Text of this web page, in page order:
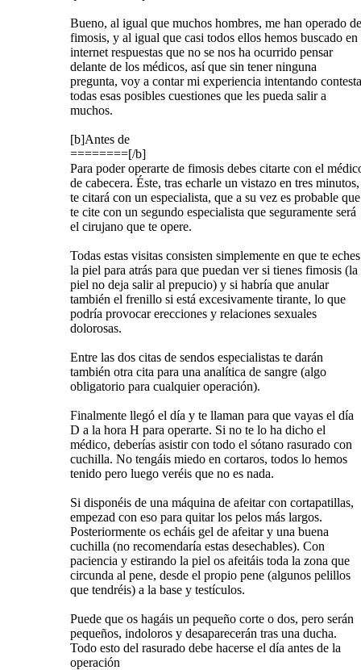
Bueno, al igual que muchos hombres, me han operado de
fimosis, y al igual que casi todos ellos hemos buscado en
internet respuestas que no se nos ha ocurrido pensar
delante de los médicos, así que sin tener ninguna
pregunta, voy a contar mi experiencia intentando
todas esas posibles cuestiones que les pueda salir a
muchos.
[b]Antes de
========[/b]
Para poder operarte de fimosis debes citarte con el
de cabecera. Éste, tras echarle un vistazo en tres minutos,
te citará con un especialista, que a su vez es probable que
te cite con un segundo especialista que seguramente será
el cirujano que te opere.
Todas estas visitas consisten simplemente en que te eches
la piel para atrás para que puedan ver si tienes fimosis (la
piel no deja salir al prepucio) y si habría que anular
también el frenillo si está excesivamente tirante, lo que
podría provocar erecciones y relaciones sexuales
dolorosas.
Entre las dos citas de sendos especialistas te darán
también otra cita para una analítica de sangre (algo
obligatorio para cualquier operación).
Finalmente llegó el día y te llaman para que vayas el día
D a la hora H para operarte. Si no te lo ha dicho el
médico, deberías asistir con todo el sótano rasurado con
cuchilla. No tengáis miedo en cortaros, todos lo hemos
tenido pero luego veréis que no es nada.
Si disponéis de una máquina de afeitar con cortapatillas,
empezad con eso para quitar los pelos más largos.
Posteriormente os echáis gel de afeitar y una buena
cuchilla (no recomendaría estas desechables). Con
paciencia y estirando la piel os afeitáis toda la zona que
circunda al pene, desde el propio pene (algunos pelillos
que tendréis) a la base y testículos.
Puede que os hagáis un pequeño corte o dos, pero serán
pequeños, indoloros y desaparecerán tras una ducha.
Todo esto del rasurado debe hacerse el día antes de la
operación